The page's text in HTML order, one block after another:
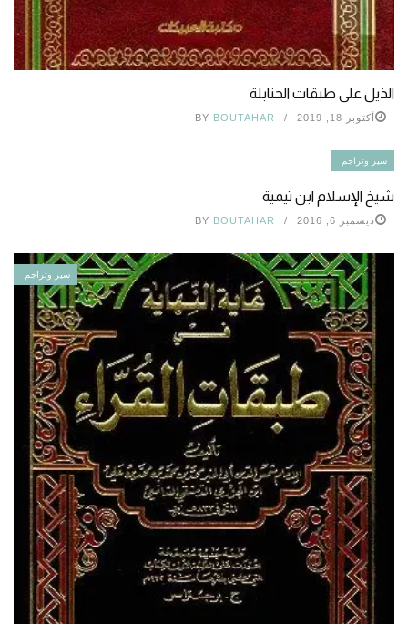
الذيل على طبقات الحنابلة
أكتوبر 18, 2019 BY BOUTAHAR
سير وتراجم
شيخ الإسلام ابن تيمية
ديسمبر 6, 2016 BY BOUTAHAR
سير وتراجم